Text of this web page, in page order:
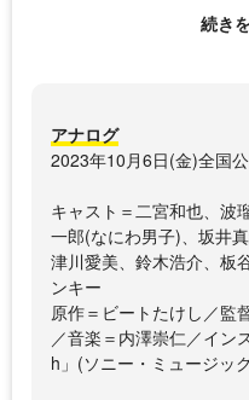
続き
アナログ
2023年10月6日(金)全国
キャスト＝二宮和也、波
一郎(なにわ男子)、坂井
津川愛美、鈴木浩介、板
ンキー
原作＝ビートたけし／監
／音楽＝内澤崇仁／イン
h」(ソニー・ミュージッ